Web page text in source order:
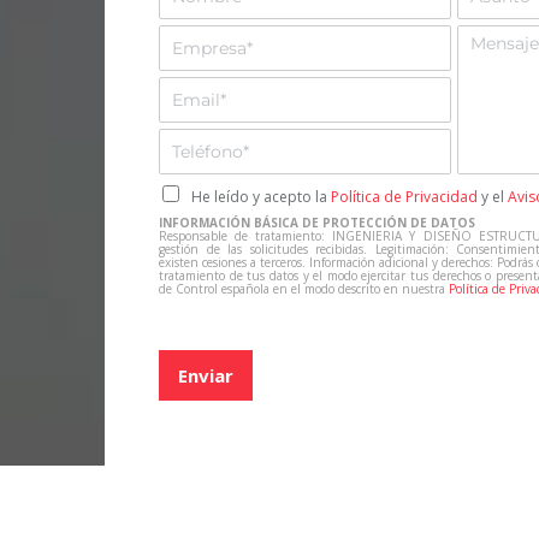
m
r
*
uM
e
m
p
e
a
*
m
a
l
*
l
e
f
o
n
C
a
s
i
l
e
He leído y acepto la Política de Privacidad y el
INFORMACIÓN BÁSICA DE PROTECCIÓN DE DATOS
Responsable de tratamiento: INGENIERIA Y DISEÑO
gestión de las solicitudes recibidas. Legitimación:
existen cesiones a terceros. Información adicional y derechos:
tratamiento de tus datos y el modo ejercitar tus derechos o
de Control española en el modo descrito en nuestra Política de
Enviar